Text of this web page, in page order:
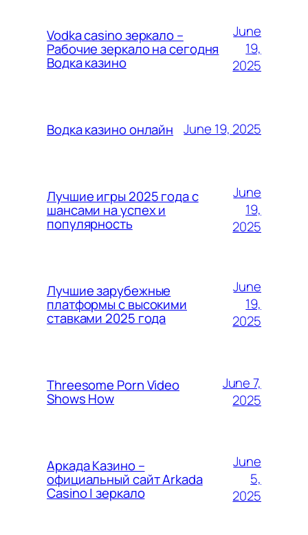
Vodka casino зеркало –
Рабочие зеркало на сегодня
Водка казино
June
19,
2025
Водка казино онлайн June 19, 2025
Лучшие игры 2025 года с
шансами на успех и
популярность
June
19,
2025
Лучшие зарубежные
платформы с высокими
ставками 2025 года
June
19,
2025
Threesome Porn Video
Shows How
June 7,
2025
Аркада Казино –
официальный сайт Arkada
Casino | зеркало
June
5,
2025